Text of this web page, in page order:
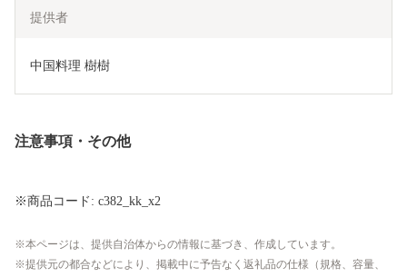
提供者
中国料理 樹樹
注意事項・その他
※商品コード: c382_kk_x2
本ページは、提供自治体からの情報に基づき、作成しています。
提供元の都合などにより、掲載中に予告なく返礼品の仕様（規格、容量、